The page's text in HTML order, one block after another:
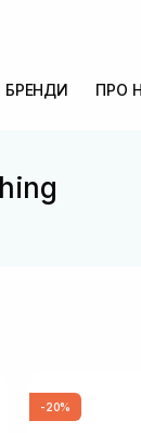
БРЕНДИ ПРО
-20%